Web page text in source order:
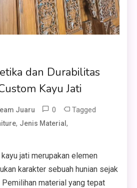
dan Durabilitas
Kayu Jati
Juaru 0 Tagged
, Jenis Material,
jati merupakan elemen
karakter sebuah hunian sejak
Pemilihan material yang tepat